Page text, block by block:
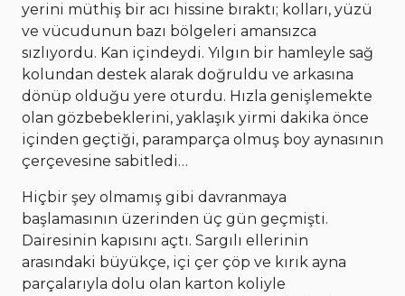
yerini müthiş bir acı hissine bıraktı; kolları, yüzü
ve vücudunun bazı bölgeleri amansızca
sızlıyordu. Kan içindeydi. Yılgın bir hamleyle sağ
kolundan destek alarak doğruldu ve arkasına
dönüp olduğu yere oturdu. Hızla genişlemekte
olan gözbebeklerini, yaklaşık yirmi dakika önce
içinden geçtiği, paramparça olmuş boy aynasının
çerçevesine sabitledi…
Hiçbir şey olmamış gibi davranmaya
başlamasının üzerinden üç gün geçmişti.
Dairesinin kapısını açtı. Sargılı ellerinin
arasındaki büyükçe, içi çer çöp ve kırık ayna
parçalarıyla dolu olan karton koliyle